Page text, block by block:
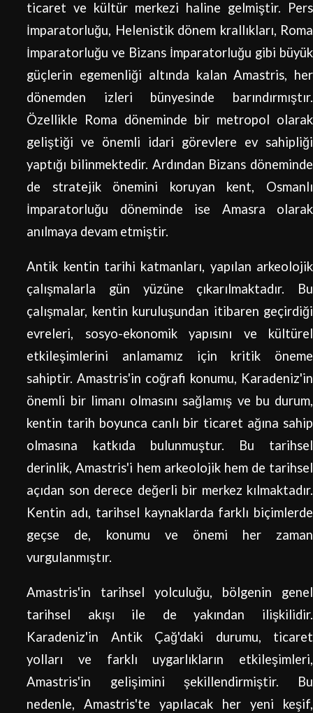
ticaret ve kültür merkezi haline gelmiştir. Pers
İmparatorluğu, Helenistik dönem krallıkları, Roma
İmparatorluğu ve Bizans İmparatorluğu gibi büyük
güçlerin egemenliği altında kalan Amastris, her
dönemden izleri bünyesinde barındırmıştır.
Özellikle Roma döneminde bir metropol olarak
geliştiği ve önemli idari görevlere ev sahipliği
yaptığı bilinmektedir. Ardından Bizans döneminde
de stratejik önemini koruyan kent, Osmanlı
İmparatorluğu döneminde ise Amasra olarak
anılmaya devam etmiştir.
Antik kentin tarihi katmanları, yapılan arkeolojik
çalışmalarla gün yüzüne çıkarılmaktadır. Bu
çalışmalar, kentin kuruluşundan itibaren geçirdiği
evreleri, sosyo-ekonomik yapısını ve kültürel
etkileşimlerini anlamamız için kritik öneme
sahiptir. Amastris'in coğrafi konumu, Karadeniz'in
önemli bir limanı olmasını sağlamış ve bu durum,
kentin tarih boyunca canlı bir ticaret ağına sahip
olmasına katkıda bulunmuştur. Bu tarihsel
derinlik, Amastris'i hem arkeolojik hem de tarihsel
açıdan son derece değerli bir merkez kılmaktadır.
Kentin adı, tarihsel kaynaklarda farklı biçimlerde
geçse de, konumu ve önemi her zaman
vurgulanmıştır.
Amastris'in tarihsel yolculuğu, bölgenin genel
tarihsel akışı ile de yakından ilişkilidir.
Karadeniz'in Antik Çağ'daki durumu, ticaret
yolları ve farklı uygarlıkların etkileşimleri,
Amastris'in gelişimini şekillendirmiştir. Bu
nedenle, Amastris'te yapılacak her yeni keşif,